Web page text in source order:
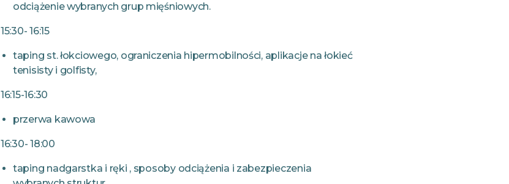
odciążenie wybranych grup mięśniowych.
15:30- 16:15
taping st. łokciowego, ograniczenia hipermobilności, aplikacje na łokieć
tenisisty i golfisty,
16:15-16:30
przerwa kawowa
16:30- 18:00
taping nadgarstka i ręki , sposoby odciążenia i zabezpieczenia